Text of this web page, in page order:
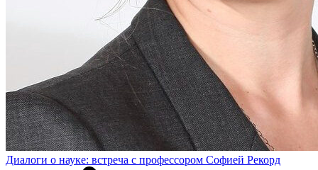
Диалоги о науке: встреча с профессором Софией Рекорд